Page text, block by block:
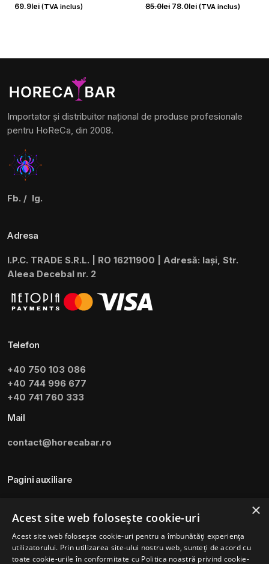
69.9lei (TVA inclus) 85.0lei Prețul
85.0lei.
78.0leiPrețul
(TVA inclus)
Importator și distribuitor național de produse profesionale
pentru HoReCa, din 2008.
Fb. / Ig.
Adresa
I.P.C. TRADE S.R.L. | RO 16211900 | Adresă: Iași, Str.
Aleea Decebal nr. 2
Telefon
+40 750 103 086
+40 744 996 677
+40 741 760 333
Mail
contact@horecabar.ro
Pagini auxiliare
Politica de utilizare a cookie-urilor
Modalitati de plata
Politica de livrare si retur
×
Acest site web folosește cookie-uri
Acest site web folosește cookie-uri pentru a îmbunătăți experiența
utilizatorului. Prin utilizarea site-ului nostru web, sunteți de acord cu
toate cookie-urile în conformitate cu Politica noastră privind cookie-